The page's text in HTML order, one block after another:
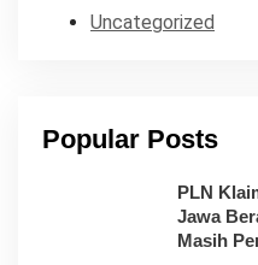
Uncategorized
Popular Posts
PLN
Jawa
Masih